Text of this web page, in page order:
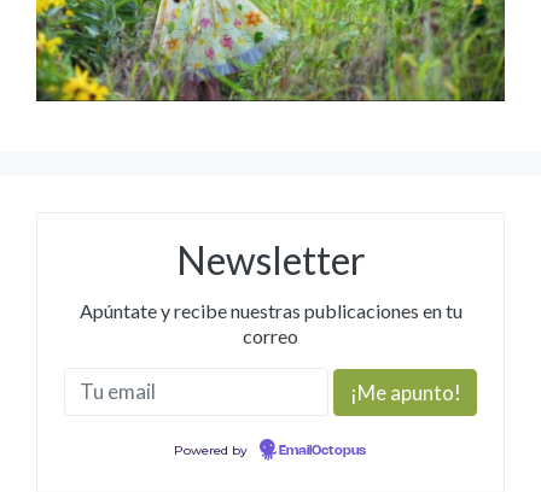
Newsletter
Apúntate y recibe nuestras publicaciones en tu
correo
Powered by EmailOctopus